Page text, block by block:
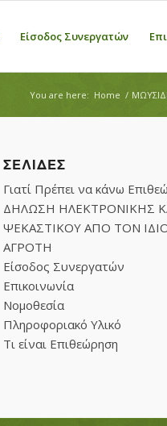
Είσοδος Συνεργατών
You are here: Home /
ΣΕΛΊΔΕΣ
Γιατί Πρέπει να κάνω
ΔΗΛΩΣΗ ΗΛΕΚΤΡΟΝΙΚΗΣ
ΨΕΚΑΣΤΙΚΟΥ ΑΠΟ ΤΟΝ
ΑΓΡΟΤΗ
Είσοδος Συνεργατών
Επικοινωνία
Νομοθεσία
Πληροφοριακό Υλικό
Τι είναι Επιθεώρηση